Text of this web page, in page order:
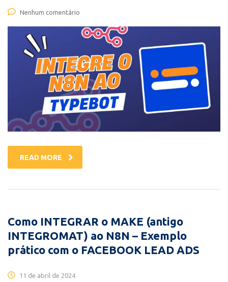
Nenhum comentário
READ MORE
Como INTEGRAR o MAKE (antigo
INTEGROMAT) ao N8N – Exemplo
prático com o FACEBOOK LEAD ADS
11 de abril de 2024